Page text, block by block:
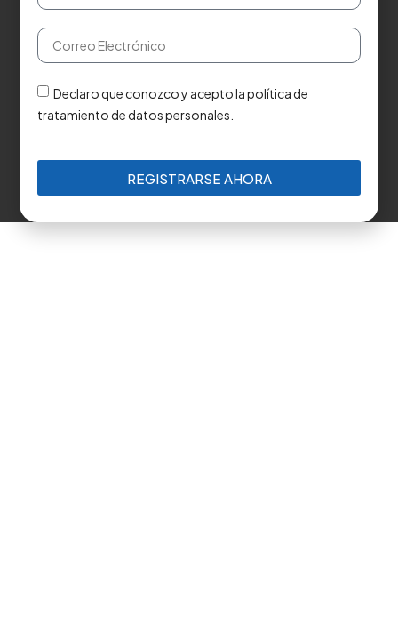
Declaro que conozco y acepto la política de
tratamiento de datos personales.
REGISTRARSE AHORA